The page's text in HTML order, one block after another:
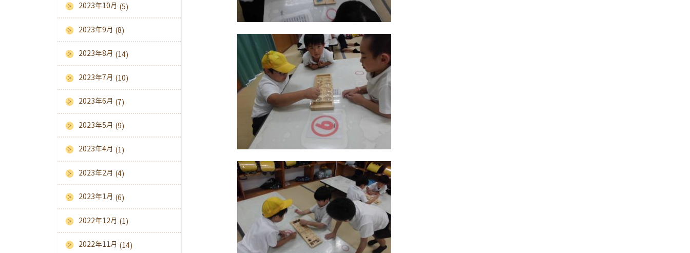
2023年10月 (5)
2023年9月 (8)
2023年8月 (14)
2023年7月 (10)
2023年6月 (7)
2023年5月 (9)
2023年4月 (1)
2023年2月 (4)
2023年1月 (6)
2022年12月 (1)
2022年11月 (14)